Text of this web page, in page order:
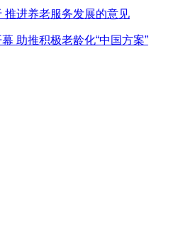
推进养老服务发展的意见
助推积极老龄化“中国方案”